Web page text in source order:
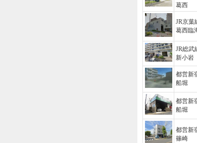
葛西
JR京葉
葛西臨
JR総武
新小岩
都営新
船堀
都営新
船堀
都営新
篠崎